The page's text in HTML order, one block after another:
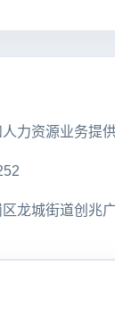
力资源业务提
龙城街道创兆